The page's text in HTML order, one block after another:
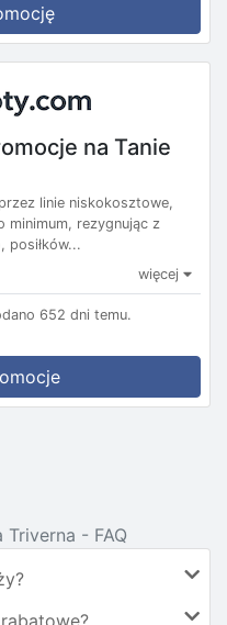
na Tanie
linie niskokosztowe,
minimum, rezygnując z
posiłków...
więcej
652 dni temu.
- FAQ